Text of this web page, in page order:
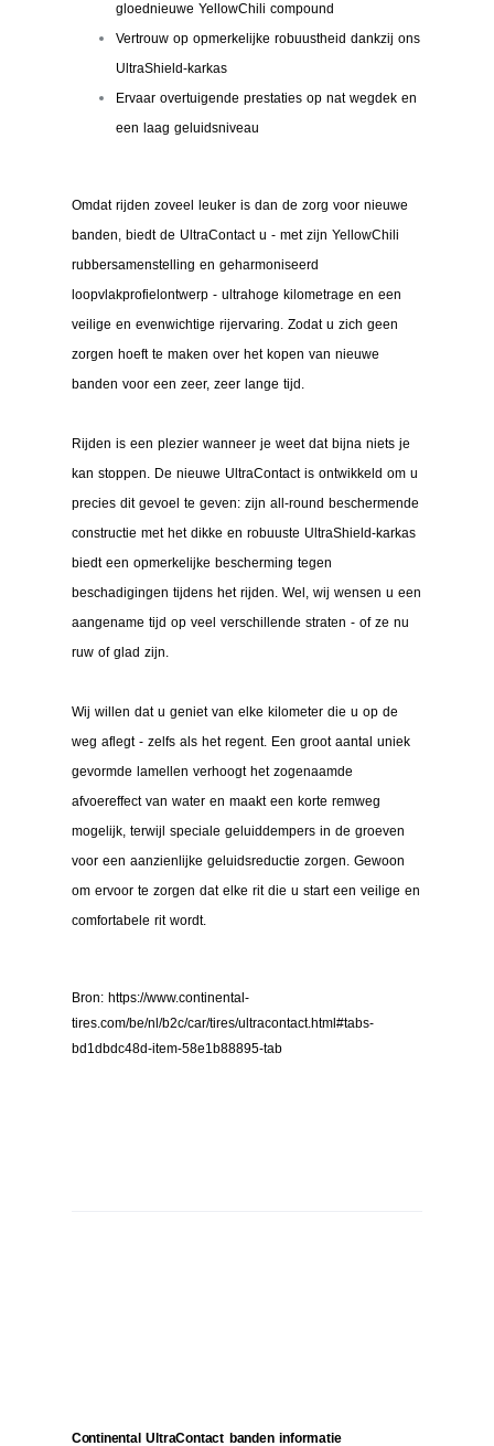
gloednieuwe YellowChili compound
Vertrouw op opmerkelijke robuustheid dankzij ons
UltraShield-karkas
Ervaar overtuigende prestaties op nat wegdek en
een laag geluidsniveau
Omdat rijden zoveel leuker is dan de zorg voor nieuwe
banden, biedt de UltraContact u - met zijn YellowChili
rubbersamenstelling en geharmoniseerd
loopvlakprofielontwerp - ultrahoge kilometrage en een
veilige en evenwichtige rijervaring. Zodat u zich geen
zorgen hoeft te maken over het kopen van nieuwe
banden voor een zeer, zeer lange tijd.
Rijden is een plezier wanneer je weet dat bijna niets je
kan stoppen. De nieuwe UltraContact is ontwikkeld om u
precies dit gevoel te geven: zijn all-round beschermende
constructie met het dikke en robuuste UltraShield-karkas
biedt een opmerkelijke bescherming tegen
beschadigingen tijdens het rijden. Wel, wij wensen u een
aangename tijd op veel verschillende straten - of ze nu
ruw of glad zijn.
Wij willen dat u geniet van elke kilometer die u op de
weg aflegt - zelfs als het regent. Een groot aantal uniek
gevormde lamellen verhoogt het zogenaamde
afvoereffect van water en maakt een korte remweg
mogelijk, terwijl speciale geluiddempers in de groeven
voor een aanzienlijke geluidsreductie zorgen. Gewoon
om ervoor te zorgen dat elke rit die u start een veilige en
comfortabele rit wordt.
Bron: https://www.continental-
tires.com/be/nl/b2c/car/tires/ultracontact.html#tabs-
bd1dbdc48d-item-58e1b88895-tab
Continental UltraContact banden informatie